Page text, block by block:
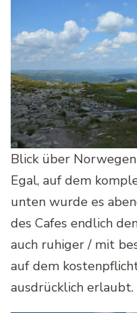
Blick über Norwegen
Egal, auf dem
unten wurde es
des Cafes endlich
auch ruhiger / mit
auf dem
ausdrücklich erlaubt.